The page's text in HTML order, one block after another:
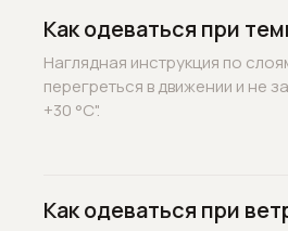
Как одеваться при
Наглядная инструкция по
перегреться в движении и не
+30 °C".
Как одеваться при